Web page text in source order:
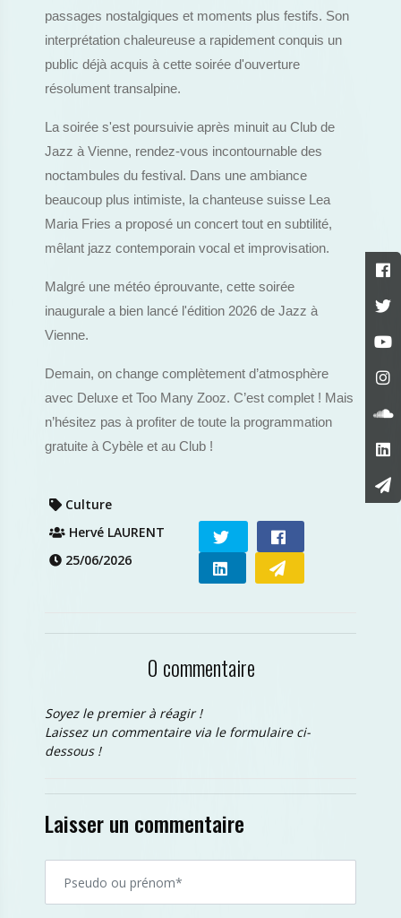
passages nostalgiques et moments plus festifs. Son
interprétation chaleureuse a rapidement conquis un
public déjà acquis à cette soirée d'ouverture
résolument transalpine.
La soirée s'est poursuivie après minuit au Club de
Jazz à Vienne, rendez-vous incontournable des
noctambules du festival. Dans une ambiance
beaucoup plus intimiste, la chanteuse suisse Lea
Maria Fries a proposé un concert tout en subtilité,
mêlant jazz contemporain vocal et improvisation.
Malgré une météo éprouvante, cette soirée
inaugurale a bien lancé l'édition 2026 de Jazz à
Vienne.
Demain, on change complètement d’atmosphère
avec Deluxe et Too Many Zooz. C’est complet ! Mais
n’hésitez pas à profiter de toute la programmation
gratuite à Cybèle et au Club !
Culture
Hervé LAURENT
25/06/2026
0 commentaire
Soyez le premier à réagir !
Laissez un commentaire via le formulaire ci-
dessous !
Laisser un commentaire